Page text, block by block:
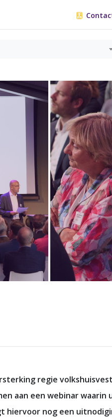
regie
aan een webinar waarin
hiervoor nog een